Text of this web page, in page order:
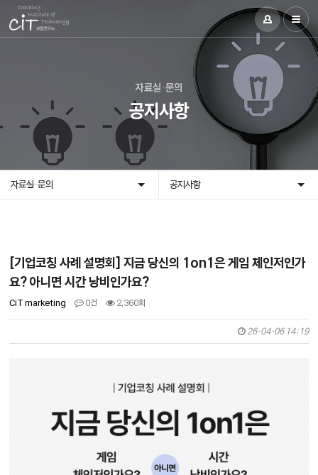
자료실·문의
공지사항
자료실·문의 공지사항
[기업코칭 사례 설명회] 지금 당신의 1on1은 게임 체인저인가
요? 아니면 시간 낭비인가요?
CiT marketing 0건 2,360회
26-04-06 14:19